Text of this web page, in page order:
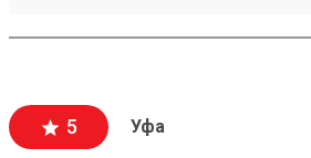
5 Уфа